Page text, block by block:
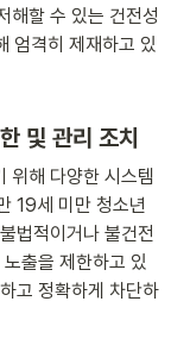
해할 수 있는 건전성
엄격히 제재하고 있
및 관리 조치
위해 다양한 시스템
19세 미만 청소년
법적이거나 불건전
출을 제한하고 있
고 정확하게 차단하